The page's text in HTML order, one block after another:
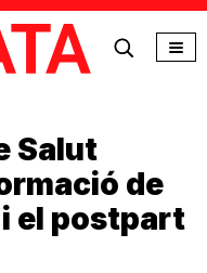
Salut
de
i el postpart